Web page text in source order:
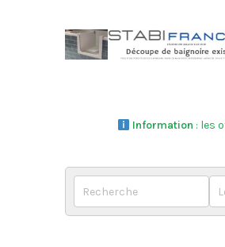
Information : les